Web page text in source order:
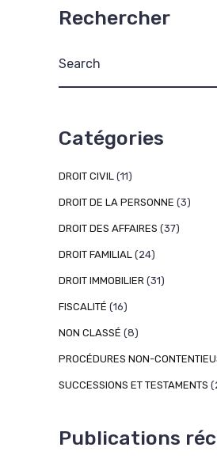
Rechercher
Catégories
DROIT CIVIL (11)
DROIT DE LA PERSONNE (3)
DROIT DES AFFAIRES (37)
DROIT FAMILIAL (24)
DROIT IMMOBILIER (31)
FISCALITÉ (16)
NON CLASSÉ (8)
PROCÉDURES NON-
SUCCESSIONS ET TESTAMENTS
Publications